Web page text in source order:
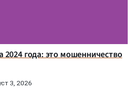
2024 года: это мошенничество
3, 2026